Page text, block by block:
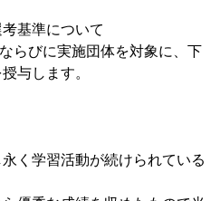
基準について
らびに実施団体を対象に、下
与します。
く学習活動が続けられている